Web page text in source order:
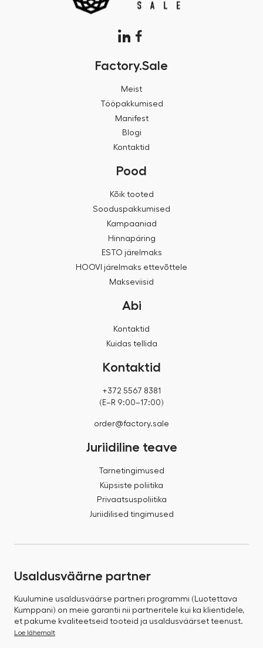
Factory.Sale
Meist
Tööpakkumised
Manifest
Blogi
Kontaktid
Pood
Kõik tooted
Sooduspakkumised
Kampaaniad
Hinnapäring
ESTO järelmaks
HOOVI järelmaks ettevõttele
Makseviisid
Abi
Kontaktid
Kuidas tellida
Kontaktid
+372 5567 8381
(E–R 9:00–17:00)
order@factory.sale
Juriidiline teave
Tarnetingimused
Küpsiste poliitika
Privaatsuspoliitika
Juriidilised tingimused
Usaldusväärne partner
Kuulumine usaldusväärse partneri programmi (Luotettava
Kumppani) on meie garantii nii partneritele kui ka klientidele,
et pakume kvaliteetseid tooteid ja usaldusväärset teenust.
Loe lähemalt